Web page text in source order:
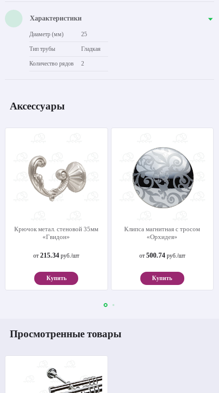
Характеристики
Диаметр (мм) 25
Тип трубы Гладкая
Количество рядов 2
Аксессуары
Крючок метал. стеновой 35мм
«Гвидон»
от215.34 руб./шт
Купить
Клипса магнитная с тросом
«Орхидея»
от 500.74руб./шт
Купить
Просмотренные товары